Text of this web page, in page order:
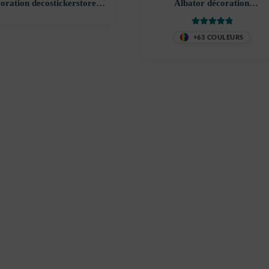
decostickerstore –
Albator décoration
decostickerstore – UAYKCF
+63 COULEURS